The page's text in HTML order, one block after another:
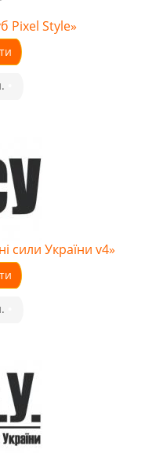
Pixel Style»
сили України v4»